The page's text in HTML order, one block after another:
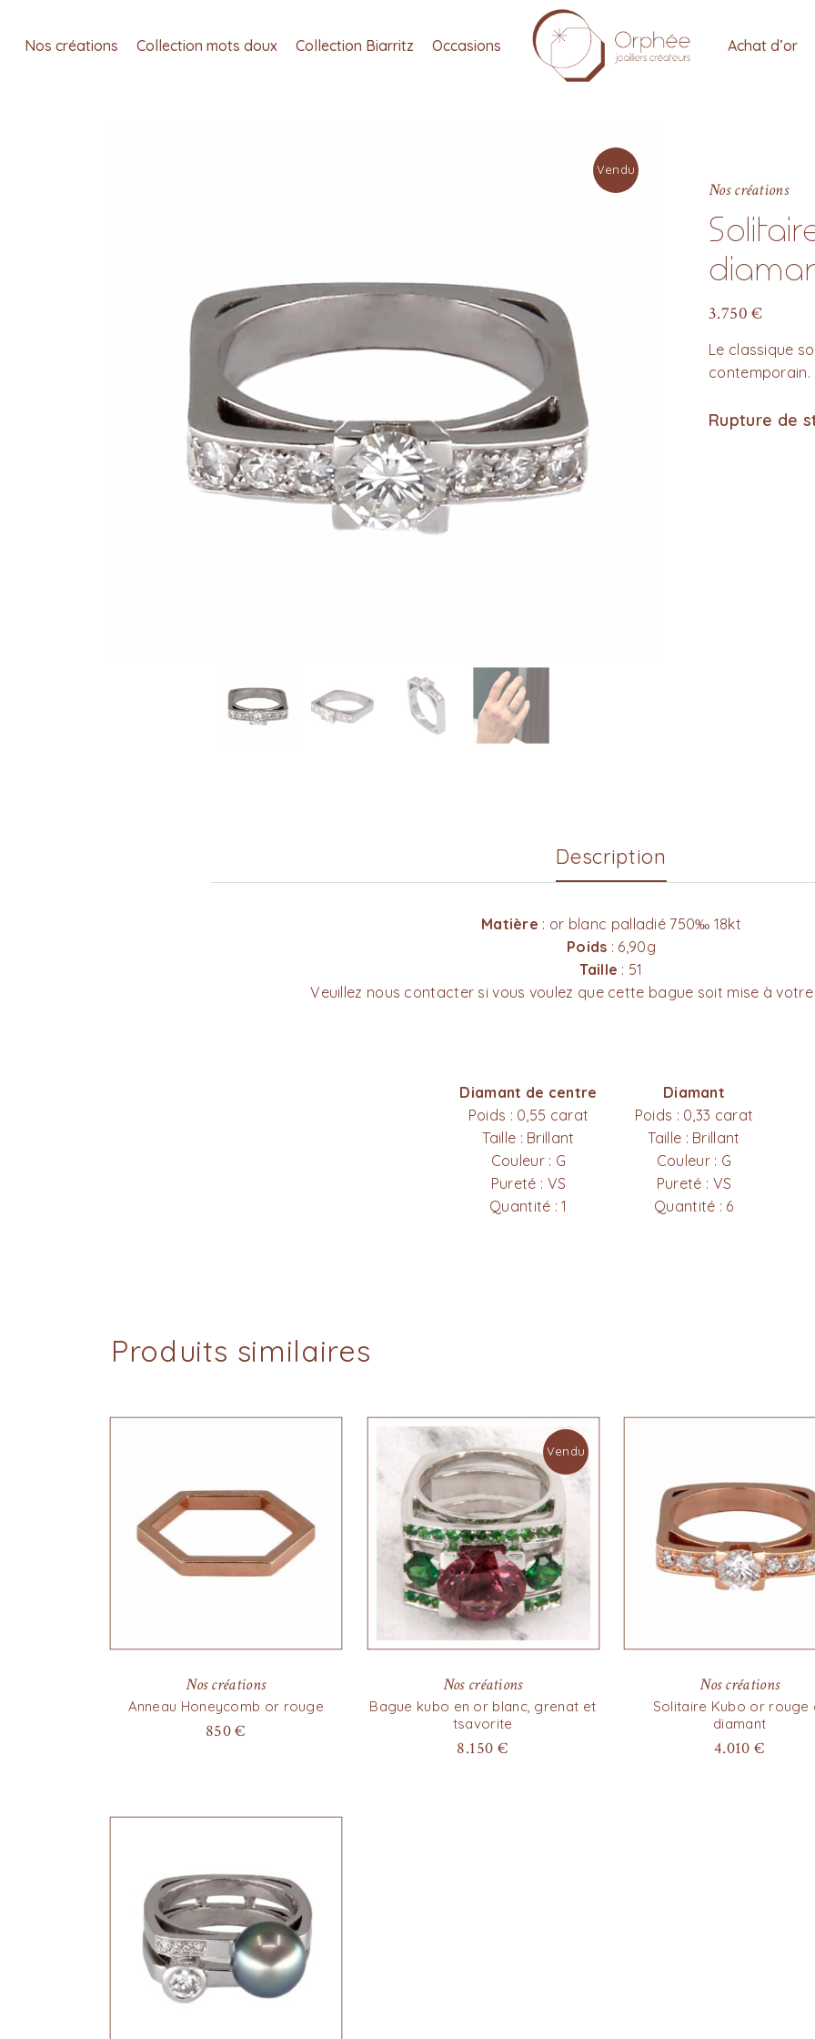
Nos créations Collection mots doux Collection Biarritz Occasions Achat d’or
Vendu
Nos créations
3.750€
Le classique
contemporain.
Rupture de
Description
Matière : or blanc palladié 750‰ 18kt
Poids : 6,90g
Taille : 51
Veuillez nous contacter si vous voulez que cette bague soit mise à
Diamant de centre
Poids : 0,55 carat
Taille : Brillant
Couleur : G
Pureté : VS
Quantité : 1
Diamant
Poids : 0,33 carat
Taille : Brillant
Couleur : G
Pureté : VS
Quantité : 6
Produits similaires
Nos créations
Anneau Honeycomb or rouge
850€
Vendu
Nos créations
Bague kubo en or blanc, grenat et
tsavorite
8.150 €
Nos créations
Solitaire Kubo or rouge
diamant
4.010€